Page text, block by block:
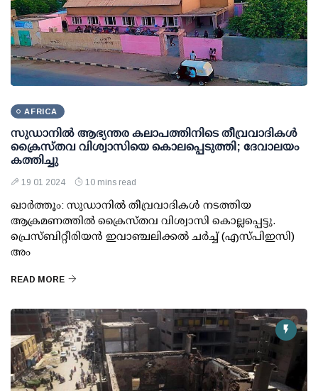
AFRICA
സുഡാനില്‍ ആഭ്യന്തര കലാപത്തിനിടെ തീവ്രവാദികള്‍
ക്രൈസ്തവ വിശ്വാസിയെ കൊലപ്പെടുത്തി; ദേവാലയം
കത്തിച്ചു
19 01 2024 10 mins read
ഖാര്‍ത്തൂം: സുഡാനില്‍ തീവ്രവാദികള്‍ നടത്തിയ
ആക്രമണത്തില്‍ ക്രൈസ്തവ വിശ്വാസി കൊല്ലപ്പെട്ടു.
പ്രെസ്ബിറ്റീരിയന്‍ ഇവാഞ്ചലിക്കല്‍ ചര്‍ച്ച് (എസ്പിഇസി)
അം
READ MORE